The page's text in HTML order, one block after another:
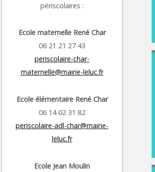
périscolaires :
Ecole maternelle René Char
06 21 21 27 43
periscolaire-char-
maternelle@mairie-leluc.fr
Ecole élémentaire René Char
06 14 02 31 82
periscolaire-adl-char@mairie-
leluc.fr
Ecole Jean Moulin